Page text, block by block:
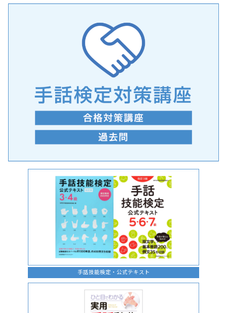
手話技能検定・公式テキスト